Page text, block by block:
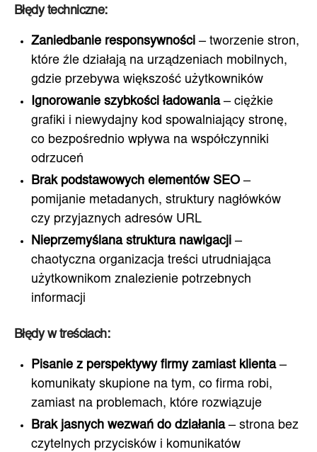
Błędy techniczne:
Zaniedbanie responsywności – tworzenie stron,
które źle działają na urządzeniach mobilnych,
gdzie przebywa większość użytkowników
Ignorowanie szybkości ładowania– ciężkie
grafiki i niewydajny kod spowalniający stronę,
co bezpośrednio wpływa na współczynniki
odrzuceń
Brak podstawowych elementów SEO –
pomijanie metadanych, struktury nagłówków
czy przyjaznych adresów URL
Nieprzemyślana struktura nawigacji –
chaotyczna organizacja treści utrudniająca
użytkownikom znalezienie potrzebnych
informacji
Błędy w treściach:
Pisanie z perspektywy firmy zamiast klienta–
komunikaty skupione na tym, co firma robi,
zamiast na problemach, które rozwiązuje
Brak jasnych wezwań do działania– strona bez
czytelnych przycisków i komunikatów